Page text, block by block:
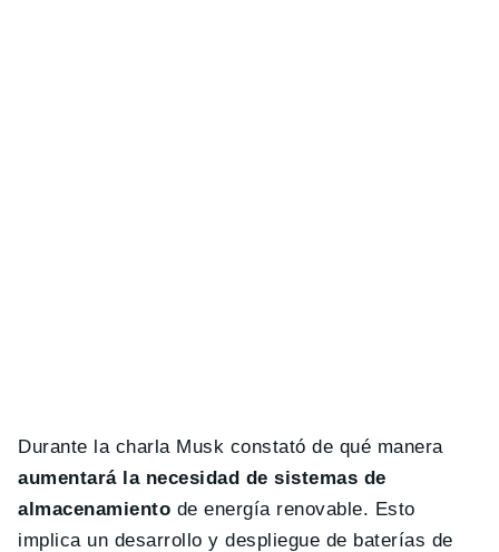
Durante la charla Musk constató de qué manera
aumentará la necesidad de sistemas de
almacenamiento de energía renovable. Esto
implica un desarrollo y despliegue de baterías de